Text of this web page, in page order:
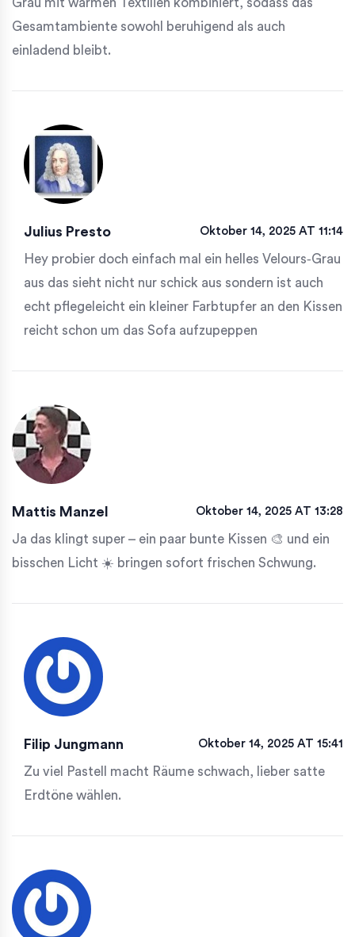
Grau mit warmen Textilien kombiniert, sodass das
Gesamtambiente sowohl beruhigend als auch
einladend bleibt.
Julius Presto Oktober 14, 2025 AT 11:14
Hey probier doch einfach mal ein helles Velours‑Grau
aus das sieht nicht nur schick aus sondern ist auch
echt pflegeleicht ein kleiner Farbtupfer an den Kissen
reicht schon um das Sofa aufzupeppen
Mattis Manzel Oktober 14, 2025 AT 13:28
Ja das klingt super – ein paar bunte Kissen 🎨 und ein
bisschen Licht ☀️ bringen sofort frischen Schwung.
Filip Jungmann Oktober 14, 2025 AT 15:41
Zu viel Pastell macht Räume schwach, lieber satte
Erdtöne wählen.